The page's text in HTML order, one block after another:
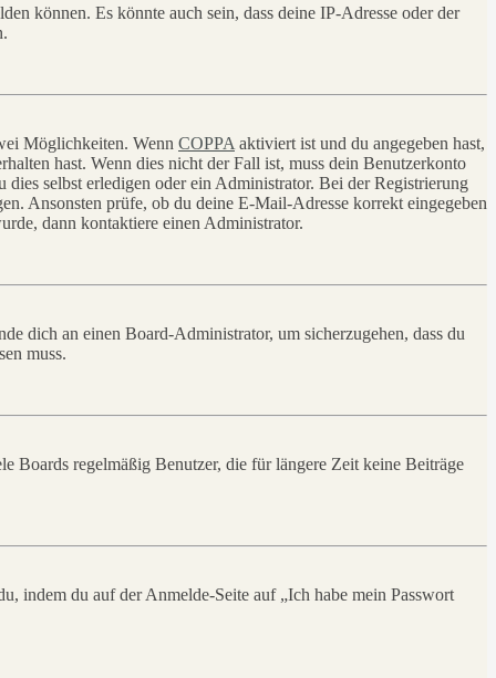
können. Es könnte auch sein, dass deine IP-Adresse oder der
Möglichkeiten. Wenn COPPA aktiviert ist und du angegeben hast,
hast. Wenn dies nicht der Fall ist, muss dein Benutzerkonto
selbst erledigen oder ein Administrator. Bei der Registrierung
Ansonsten prüfe, ob du deine E-Mail-Adresse korrekt eingegeben
dann kontaktiere einen Administrator.
dich an einen Board-Administrator, um sicherzugehen, dass du
muss.
Boards regelmäßig Benutzer, die für längere Zeit keine Beiträge
indem du auf der Anmelde-Seite auf „Ich habe mein Passwort